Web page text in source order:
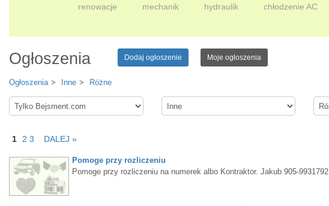
renowacje mechanik hydraulik chłodzenie AC
Ogłoszenia Dodaj ogłoszenie Moje ogłoszenia
Ogłoszenia Inne Różne
1 2 3 DALEJ »
Pomoge przy rozliczeniu
Pomoge przy rozliczeniu na numerek albo Kontraktor. Jakub 905-9931792